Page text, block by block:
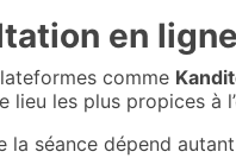
en
comme
lieu les plus propices à
la séance dépend